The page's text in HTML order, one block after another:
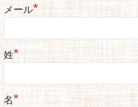
メール*
姓*
名*